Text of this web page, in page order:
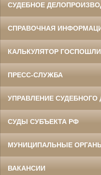
СУДЕБНОЕ
СПРАВОЧНАЯ
КАЛЬКУЛЯТОР
ПРЕСС-СЛУЖБА
УПРАВЛЕНИЕ СУДЕБНОГО
СУДЫ СУБЪЕКТА РФ
МУНИЦИПАЛЬНЫЕ
ВАКАНСИИ